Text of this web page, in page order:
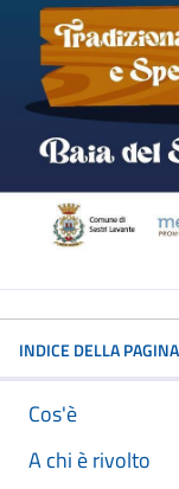
INDICE DELLA PAGINA
Cos'è
A chi è rivolto